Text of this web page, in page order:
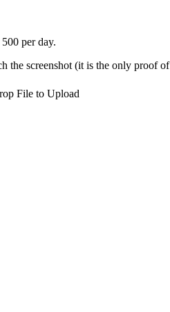
per day.
the screenshot (it is the only proof
File to Upload